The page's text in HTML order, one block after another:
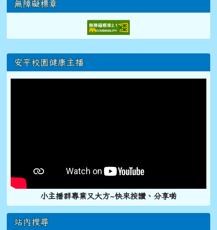
無障礙標章
右邊區域內容
安平校園健康主播
小主播群專業又大方~快來按讚、分享喲
站內搜尋